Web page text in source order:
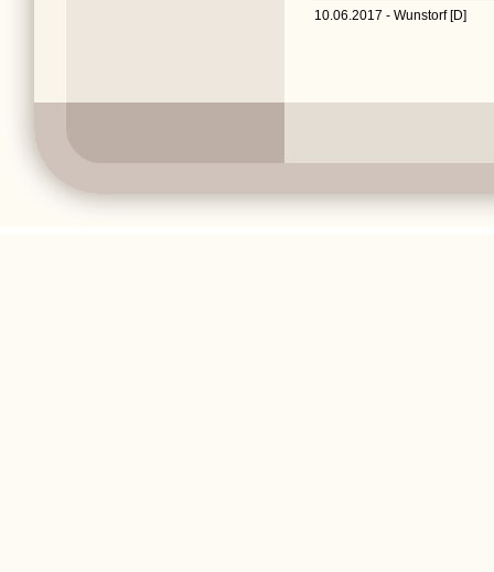
10.06.2017 - Wunstorf [D]